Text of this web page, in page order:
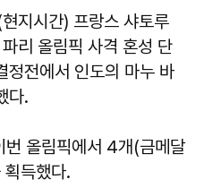
지시간) 프랑스 샤토루
리 올림픽 사격 혼성 단
전에서 인도의 마누 바
다.
번 올림픽에서 4개(금메달
득했다.